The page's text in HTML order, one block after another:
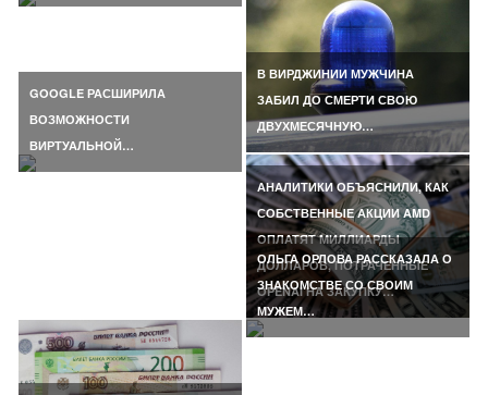
В ВИРДЖИНИИ МУЖЧИНА
ЗАБИЛ ДО СМЕРТИ СВОЮ
ДВУХМЕСЯЧНУЮ…
GOOGLE РАСШИРИЛА
ВОЗМОЖНОСТИ
ВИРТУАЛЬНОЙ…
АНАЛИТИКИ ОБЪЯСНИЛИ, КАК
СОБСТВЕННЫЕ АКЦИИ AMD
ОПЛАТЯТ МИЛЛИАРДЫ
ДОЛЛАРОВ, ПОТРАЧЕННЫЕ
OPENAI НА ЗАКУПКУ…
ОЛЬГА ОРЛОВА РАССКАЗАЛА О
ЗНАКОМСТВЕ СО СВОИМ
МУЖЕМ…